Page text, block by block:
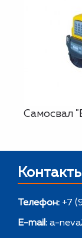
Самосвал
Телефон: +7
E-mail: a-